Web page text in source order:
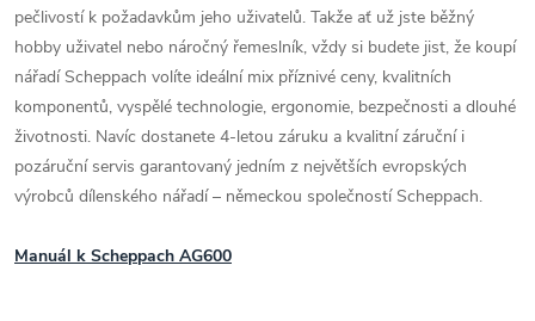
pečlivostí k požadavkům jeho uživatelů. Takže ať už jste běžný
hobby uživatel nebo náročný řemeslník, vždy si budete jist, že koupí
nářadí Scheppach volíte ideální mix příznivé ceny, kvalitních
komponentů, vyspělé technologie, ergonomie, bezpečnosti a dlouhé
životnosti. Navíc dostanete 4-letou záruku a kvalitní záruční i
pozáruční servis garantovaný jedním z největších evropských
výrobců dílenského nářadí – německou společností Scheppach.
Manuál k Scheppach AG600